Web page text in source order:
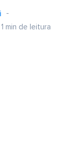
min de leitura